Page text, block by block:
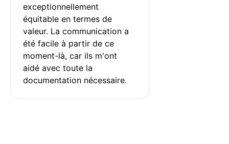
exceptionnellement
équitable en termes de
valeur. La communication a
été facile à partir de ce
moment-là, car ils m'ont
aidé avec toute la
documentation nécessaire.